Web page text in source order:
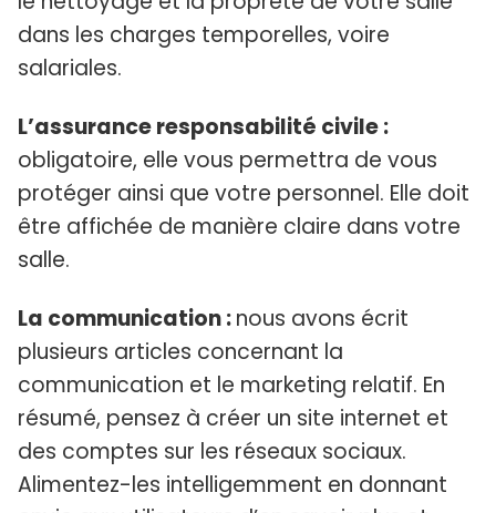
dans les charges temporelles, voire
salariales.
L’assurance responsabilité civile :
obligatoire, elle vous permettra de vous
protéger ainsi que votre personnel. Elle doit
être affichée de manière claire dans votre
salle.
La communication :nous avons écrit
plusieurs articles concernant la
communication et le marketing relatif. En
résumé, pensez à créer un site internet et
des comptes sur les réseaux sociaux.
Alimentez-les intelligemment en donnant